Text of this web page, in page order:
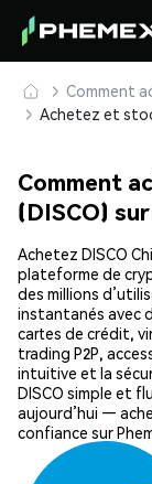
Comment
Comment
(DISCO)
Achetez DISCO
plateforme de
des millions
instantanés avec
cartes de crédit,
trading P2P,
intuitive et la
DISCO simple et
aujourd’hui —
confiance sur